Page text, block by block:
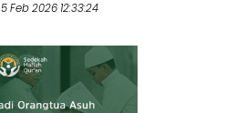
5 Feb 2026 12:33:24